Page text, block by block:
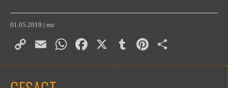
01.05.2019 | mz
Copy
Link
EmailWhatsApp
Facebook
X TumblrPinterest